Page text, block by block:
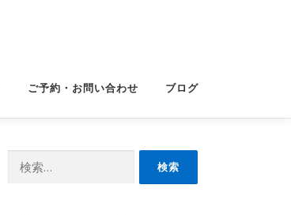
ご予約・お問い合わせ ブログ